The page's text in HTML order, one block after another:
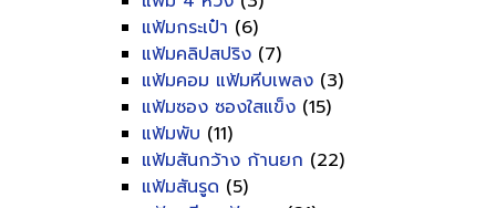
แฟ้มกระเป๋า (6)
แฟ้มคลิปสปริง (7)
แฟ้มคอม แฟ้มหีบเพลง (3)
แฟ้มซอง ซองใสแข็ง (15)
แฟ้มพับ (11)
แฟ้มสันกว้าง ก้านยก (22)
แฟ้มสันรูด (5)